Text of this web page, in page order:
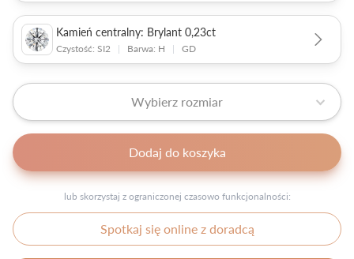
Kamień centralny: Brylant 0,23ct
Czystość: SI2 | Barwa: H | GD
Wybierz rozmiar
Dodaj do koszyka
lub skorzystaj z ograniczonej czasowo funkcjonalności:
Spotkaj się online z doradcą